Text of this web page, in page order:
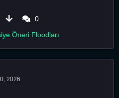
0
Öneri Floodları
2026